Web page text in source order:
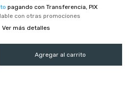
pagando con Transferencia, PIX
con otras promociones
Ver más detalles